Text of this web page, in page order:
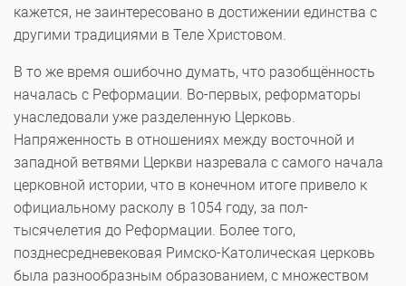
кажется, не заинтересовано в достижении единства с
другими традициями в Теле Христовом.
В то же время ошибочно думать, что разобщённость
началась с Реформации. Во-первых, реформаторы
унаследовали уже разделенную Церковь.
Напряженность в отношениях между восточной и
западной ветвями Церкви назревала с самого начала
церковной истории, что в конечном итоге привело к
официальному расколу в 1054 году, за пол-
тысячелетия до Реформации. Более того,
позднесредневековая Римско-Католическая церковь
была разнообразным образованием, с множеством